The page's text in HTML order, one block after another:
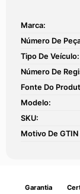
Marca:
Número De
Tipo De Veículo:
Número De
Fonte Do
Modelo:
SKU:
Motivo De GTIN
Garantia